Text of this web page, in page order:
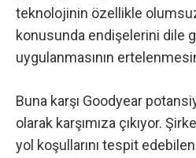
teknolojinin özellikle
konusunda endişelerini dile
uygulanmasının
Buna karşı Goodyear
olarak karşımıza çıkıyor.
yol koşullarını tespit